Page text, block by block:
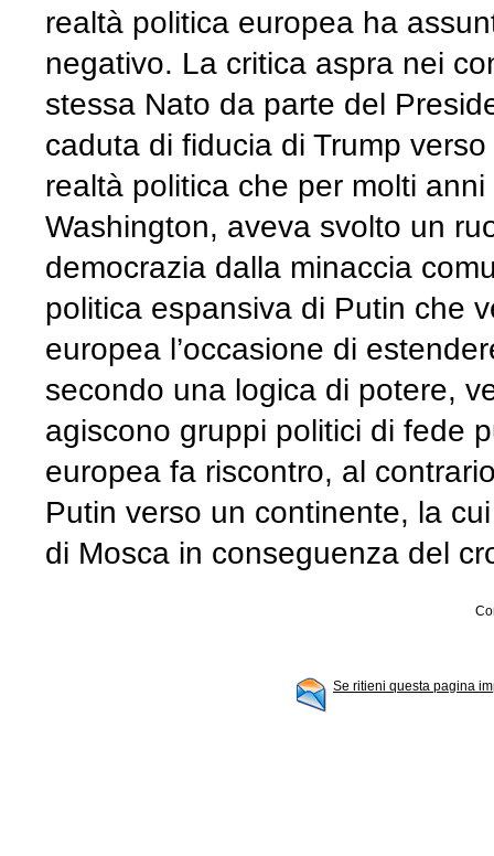
realtà politica europea ha
negativo. La critica aspra nei
stessa Nato da parte del
caduta di fiducia di Trump
realtà politica che per molti
Washington, aveva svolto un
democrazia dalla minaccia
politica espansiva di Putin che
europea l’occasione di
secondo una logica di potere,
agiscono gruppi politici di fede
europea fa riscontro, al
Putin verso un continente, la
di Mosca in conseguenza del
Se ritieni questa pagina